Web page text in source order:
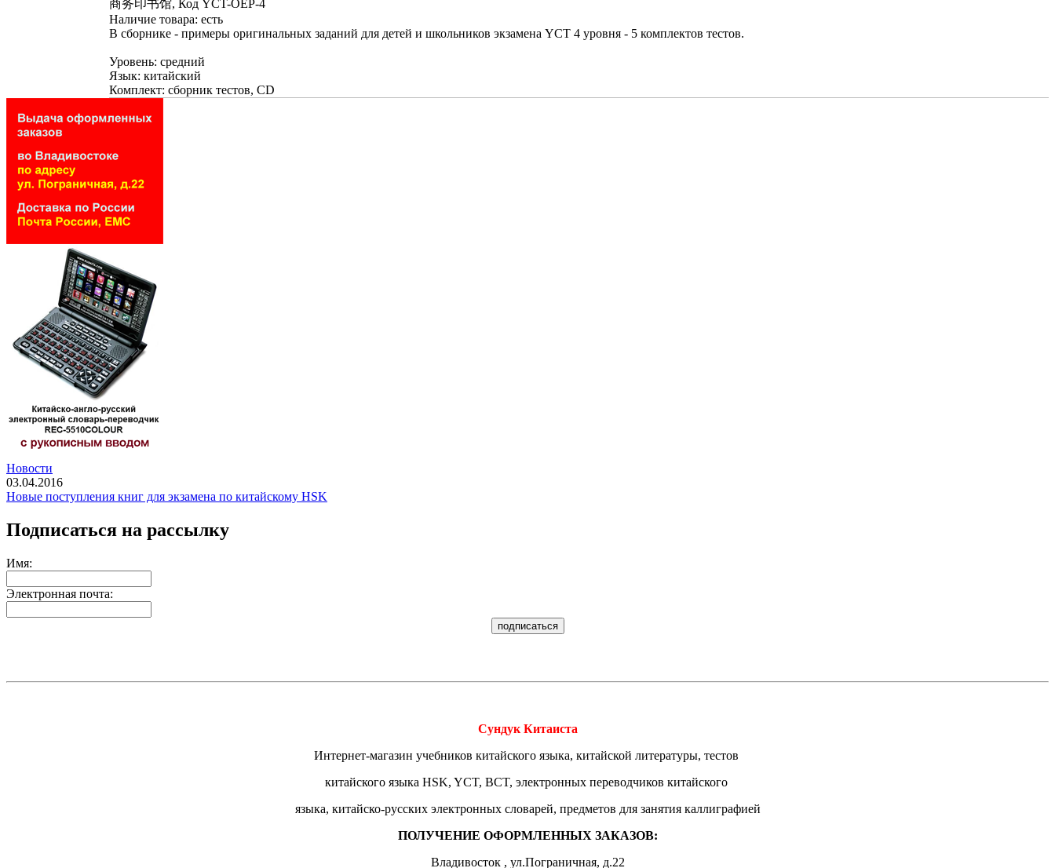
商务印书馆, Код YCT-OEP-4
Наличие товара: есть
В сборнике - примеры оригинальных заданий для детей и школьников экзамена YCT 4 уровня - 5 комплектов тестов.
Уровень: средний
Язык: китайский
Комплект: сборник тестов, CD
Новости
03.04.2016
Новые поступления книг для экзамена по китайскому HSK
Подписаться на рассылку
Имя:
Электронная почта:
Сундук Китаиста
Интернет-магазин учебников китайского языка, китайской литературы, тестов
китайского языка HSK, YCT, BCT, электронных переводчиков китайского
языка, китайско-русских электронных словарей, предметов для занятия каллиграфией
ПОЛУЧЕНИЕ ОФОРМЛЕННЫХ ЗАКАЗОВ:
Владивосток , ул.Пограничная, д.22